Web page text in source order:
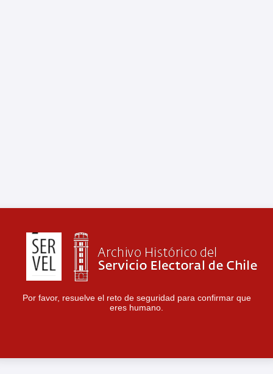
Por favor, resuelve el reto de seguridad para confirmar que
eres humano.